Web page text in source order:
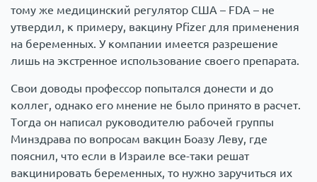
тому же медицинский регулятор США – FDA – не
утвердил, к примеру, вакцину Pfizer для применения
на беременных. У компании имеется разрешение
лишь на экстренное использование своего препарата.
Свои доводы профессор попытался донести и до
коллег, однако его мнение не было принято в расчет.
Тогда он написал руководителю рабочей группы
Минздрава по вопросам вакцин Боазу Леву, где
пояснил, что если в Израиле все-таки решат
вакцинировать беременных, то нужно заручиться их